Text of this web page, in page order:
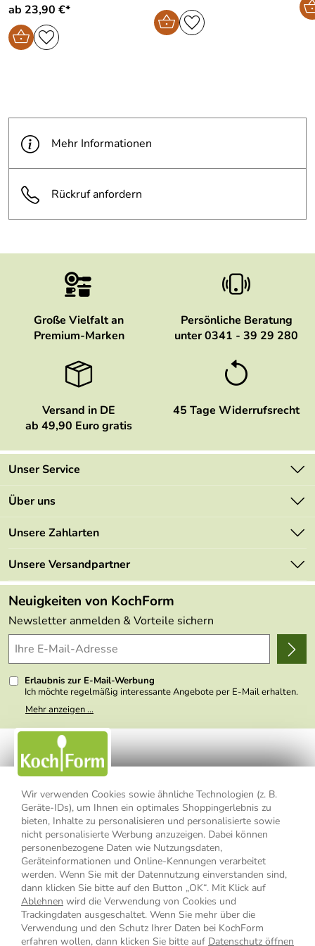
Wir verwenden Cookies sowie ähnliche Technologien (z. B.
Geräte-IDs), um Ihnen ein optimales Shoppingerlebnis zu
bieten, Inhalte zu personalisieren und personalisierte sowie
nicht personalisierte Werbung anzuzeigen. Dabei können
personenbezogene Daten wie Nutzungsdaten,
Geräteinformationen und Online-Kennungen verarbeitet
werden. Wenn Sie mit der Datennutzung einverstanden sind,
dann klicken Sie bitte auf den Button „OK“. Mit Klick auf
Ablehnen wird die Verwendung von Cookies und
Trackingdaten ausgeschaltet. Wenn Sie mehr über die
Verwendung und den Schutz Ihrer Daten bei KochForm
erfahren wollen, dann klicken Sie bitte auf Datenschutz öffnen
ab 23,90 €*
Mehr Informationen
Rückruf anfordern
Große Vielfalt an
Premium-Marken
Persönliche Beratung
unter 0341 - 39 29 280
Versand in DE
ab 49,90 Euro gratis
45 Tage Widerrufsrecht
Unser Service
Kontakt
Mehrwertsteuerfrei
Retourenportal
FAQs
Lieferbedingungen
Delivery Terms
Kundenlogin
Über uns
Marken
Angebote
Made in Germany
Themen
Wir über uns
Presse
Unsere Zahlarten
Unsere Versandpartner
Neuigkeiten von KochForm
Newsletter anmelden & Vorteile sichern
Erlaubnis zur E-Mail-Werbung
Ich möchte regelmäßig interessante Angebote per E-Mail erhalten.
Meine E-Mail-Adresse wird nicht an andere Unternehmen
weitergegeben. Zu statistischen Zwecken wird in anonymer Form
nicht erkennbar, welche konkrete Person geklickt hat. Diese
Einwilligung zur Nutzung meiner E-Mail- Adresse für Werbezwecke
kann ich jederzeit mit Wirkung für die Zukunft widerrufen, indem ich
den Link "Abmelden" am Ende des Newsletters anklicke oder die
Option Newsletter im Mitgliederbereich deaktiviere. Die
Mehr anzeigen ...
Impressum Datenschutzerklärung
AGB
Widerrufsbelehrung
Widerrufsformular
Vertrag widerrufen
* Alle Preisangaben inkl. MwSt., bis 49,90 € Bestellwert zzgl.